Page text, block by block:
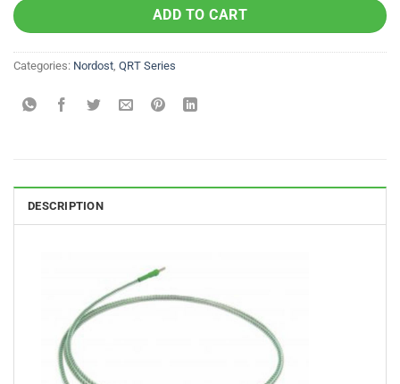
ADD TO CART
Categories: Nordost QRT Series
DESCRIPTION